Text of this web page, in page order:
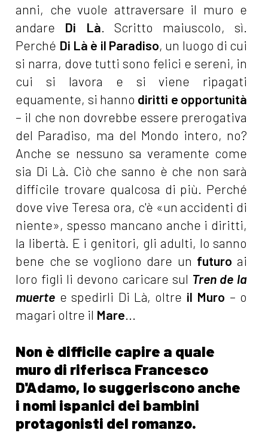
anni, che vuole attraversare il muro e
andare Di Là. Scritto maiuscolo, sì.
Perché Di Là è il Paradiso, un luogo di cui
si narra, dove tutti sono felici e sereni, in
cui si lavora e si viene ripagati
equamente, si hanno diritti e opportunità
– il che non dovrebbe essere prerogativa
del Paradiso, ma del Mondo intero, no?
Anche se nessuno sa veramente come
sia Di Là. Ciò che sanno è che non sarà
difficile trovare qualcosa di più. Perché
dove vive Teresa ora, c'è «un accidenti di
niente», spesso mancano anche i diritti,
la libertà. E i genitori, gli adulti, lo sanno
bene che se vogliono dare un futuroai
loro figli li devono caricare sul Tren de la
muerte e spedirli Di Là, oltre il Muro – o
magari oltre il Mare...
Non è difficile capire a quale
muro di riferisca Francesco
D'Adamo, lo suggeriscono anche
i nomi ispanici dei bambini
protagonisti del romanzo.